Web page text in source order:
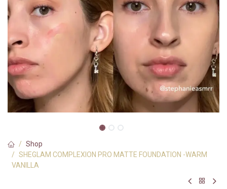
Shop
SHEGLAM COMPLEXION PRO MATTE FOUNDATION -WARM
VANILLA